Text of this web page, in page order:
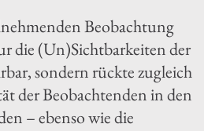
Beobachtung
die (Un)Sichtbarkeiten der
sondern rückte zugleich
der Beobachtenden in den
– ebenso wie die